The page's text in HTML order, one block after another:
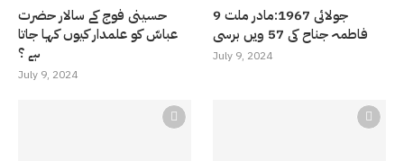
حسینی فوج کے سالار حضرت
عباسّ کو علمدار کیوں کہا جاتا
ہے ؟
July 9, 2024
9 جولائی 1967:مادر ملت
فاطمہ جناح کی 57 ویں برسی
July 9, 2024